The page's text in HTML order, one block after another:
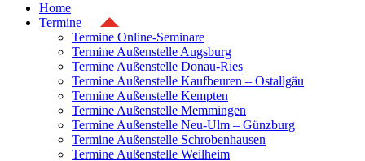
Home
Termine
Termine Online-Seminare
Termine Außenstelle Augsburg
Termine Außenstelle Donau-Ries
Termine Außenstelle Kaufbeuren – Ostallgäu
Termine Außenstelle Kempten
Termine Außenstelle Memmingen
Termine Außenstelle Neu-Ulm – Günzburg
Termine Außenstelle Schrobenhausen
Termine Außenstelle Weilheim